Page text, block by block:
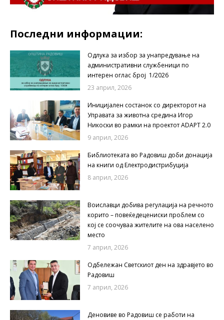
Последни информации:
Одлука за избор за унапредување на
административни службеници по
интерен оглас број 1/2026
23 април, 2026
Иницијален состанок со директорот на
Управата за животна средина Игор
Никоски во рамки на проектот ADAPT 2.0
9 април, 2026
Библиотеката во Радовиш доби донација
на книги од Електродистрибуција
8 април, 2026
Воиславци добива регулација на речното
корито – повеќедецениски проблем со
кој се соочуваа жителите на ова населено
место
7 април, 2026
Одбележан Светскиот ден на здравјето во
Радовиш
7 април, 2026
Деновиве во Радовиш се работи на